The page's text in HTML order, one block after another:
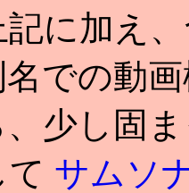
に加え
名での動
、少し固
サムソ